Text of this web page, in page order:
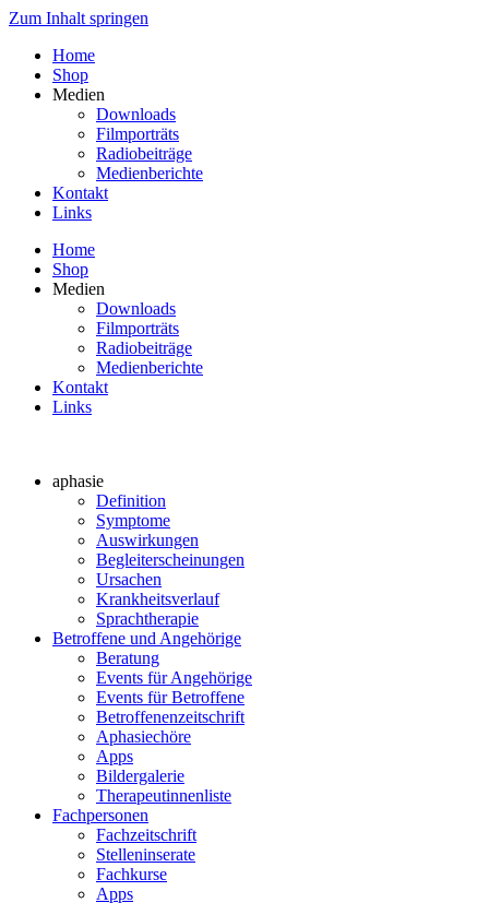
Zum Inhalt springen
Home
Shop
Medien
Downloads
Filmporträts
Radiobeiträge
Medienberichte
Kontakt
Links
Home
Shop
Medien
Downloads
Filmporträts
Radiobeiträge
Medienberichte
Kontakt
Links
aphasie
Definition
Symptome
Auswirkungen
Begleiterscheinungen
Ursachen
Krankheitsverlauf
Sprachtherapie
Betroffene und Angehörige
Beratung
Events für Angehörige
Events für Betroffene
Betroffenenzeitschrift
Aphasiechöre
Apps
Bildergalerie
Therapeutinnenliste
Fachpersonen
Fachzeitschrift
Stelleninserate
Fachkurse
Apps